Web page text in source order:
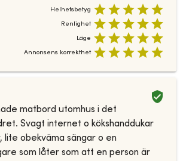
Helhetsbetyg
Renlighet
Läge
Annonsens korrekthet
matbord utomhus i det
Svagt internet o kökshanddukar
lite obekväma sängar o en
som låter som att en person är